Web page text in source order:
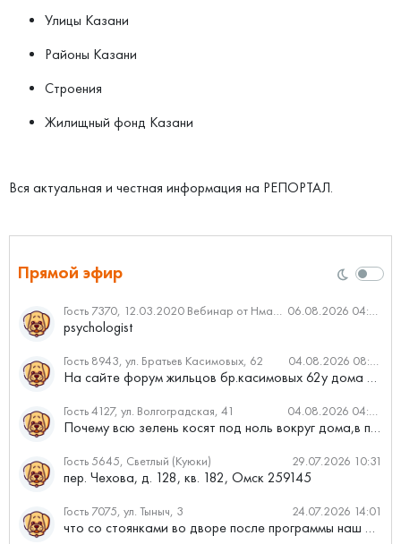
Улицы Казани
Районы Казани
Строения
Жилищный фонд Казани
Вся актуальная и честная информация на РЕПОРТАЛ.
Прямой эфир
Гость 7370, 12.03.2020 Вебинар от Нмаркет.ПРО: «Актуальное об ипотеке: что нужно знать» 06.08.2026 04:00
psychologist
Гость 8943, ул. Братьев Касимовых, 62 04.08.2026 08:34
На сайте форум жильцов бр.касимовых 62у дома растут красивые...
Гость 4127, ул. Волгоградская, 41 04.08.2026 04:46
Почему всю зелень косят под ноль вокруг дома,в полисадниках....
Гость 5645, Светлый (Куюки) 29.07.2026 10:31
пер. Чехова, д. 128, кв. 182, Омск 259145
Гость 7075, ул. Тыныч, 3 24.07.2026 14:01
что со стоянками во дворе после программы наш двор